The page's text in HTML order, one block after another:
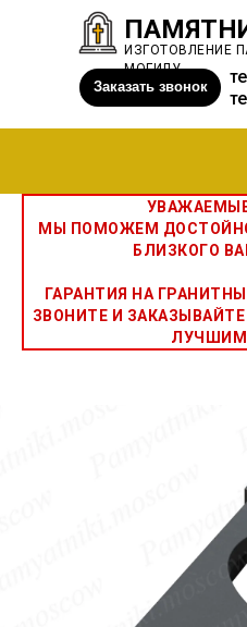
Заказать звонок
ИЗГОТОВЛЕНИЕ
МОГИЛУ
МЫ ПОМОЖЕМ
БЛИЗКОГО
ГАРАНТИЯ НА
ЗВОНИТЕ И
ЛУЧШИМ